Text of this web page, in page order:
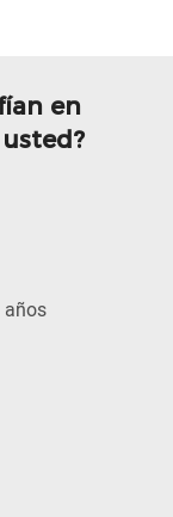
en
años